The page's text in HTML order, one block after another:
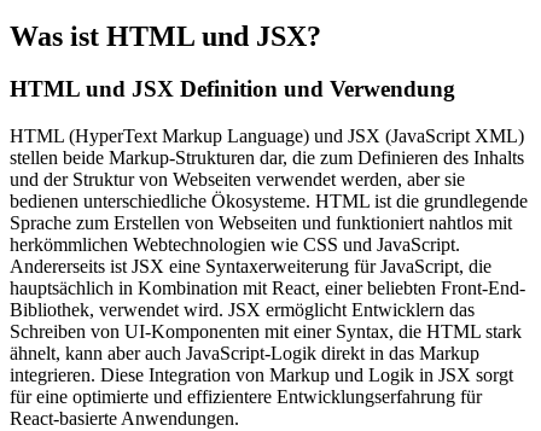
Was ist HTML und JSX?
HTML und JSX Definition und Verwendung
HTML (HyperText Markup Language) und JSX (JavaScript XML)
stellen beide Markup-Strukturen dar, die zum Definieren des Inhalts
und der Struktur von Webseiten verwendet werden, aber sie
bedienen unterschiedliche Ökosysteme. HTML ist die grundlegende
Sprache zum Erstellen von Webseiten und funktioniert nahtlos mit
herkömmlichen Webtechnologien wie CSS und JavaScript.
Andererseits ist JSX eine Syntaxerweiterung für JavaScript, die
hauptsächlich in Kombination mit React, einer beliebten Front-End-
Bibliothek, verwendet wird. JSX ermöglicht Entwicklern das
Schreiben von UI-Komponenten mit einer Syntax, die HTML stark
ähnelt, kann aber auch JavaScript-Logik direkt in das Markup
integrieren. Diese Integration von Markup und Logik in JSX sorgt
für eine optimierte und effizientere Entwicklungserfahrung für
React-basierte Anwendungen.